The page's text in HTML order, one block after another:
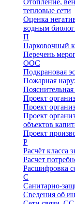
Отопление,
тепловые сети
Оценка
водным
П
Парковочный
Перечень
ООС
Подкрановая
Пожарная
Проект
Проект
Проект
объектов
Проект
Р
Расчёт класса
Расчет
Расшифровка
С
Санитарно-
Сведения об